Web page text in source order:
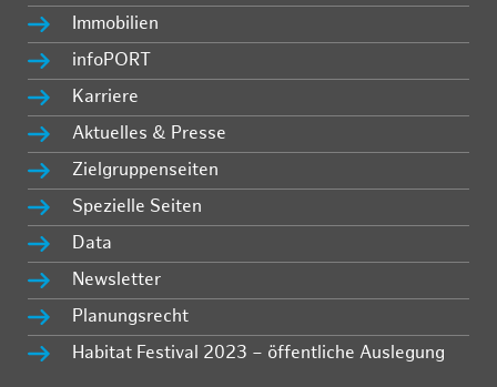
Immobilien
infoPORT
Karriere
Aktuelles & Presse
Zielgruppenseiten
Spezielle Seiten
Data
Newsletter
Planungsrecht
Habitat Festival 2023 – öffentliche Auslegung